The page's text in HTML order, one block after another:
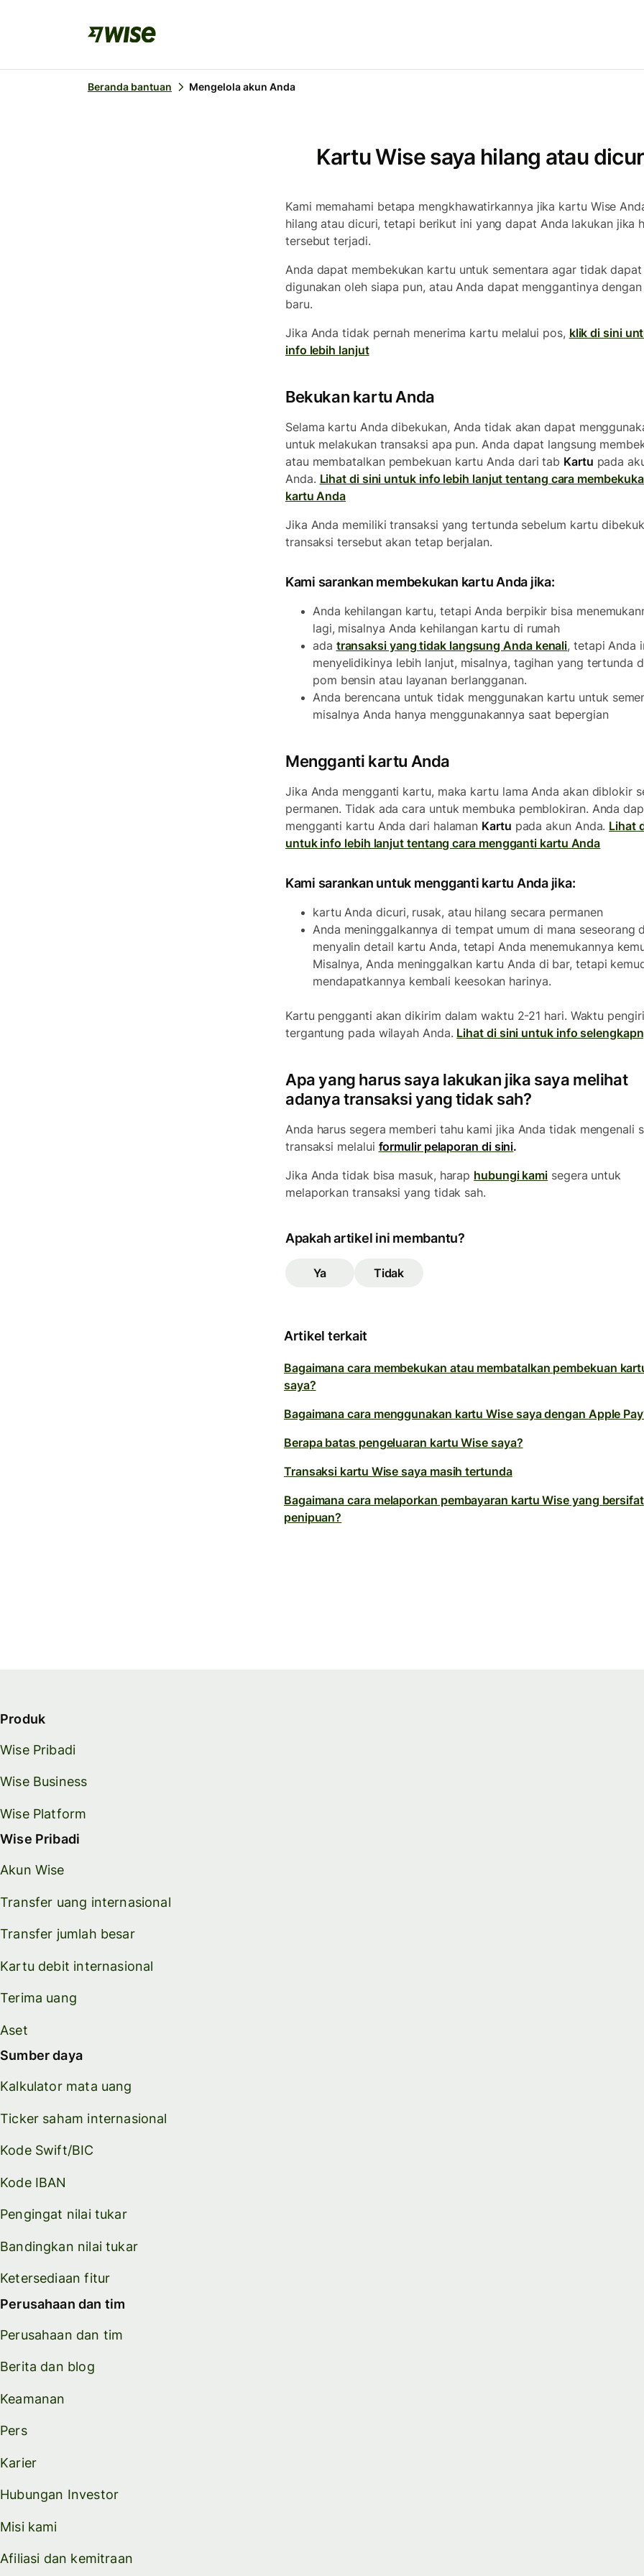
Beranda bantuan Mengelola akun Anda
Kartu Wise saya hilang atau
Kami memahami betapa mengkhawatirkannya jika kartu Wise
hilang atau dicuri, tetapi berikut ini yang dapat Anda lakukan jika
tersebut terjadi.
Anda dapat membekukan kartu untuk sementara agar tidak dapat
digunakan oleh siapa pun, atau Anda dapat menggantinya
baru.
Jika Anda tidak pernah menerima kartu melalui pos, klik di sini
info lebih lanjut
Bekukan kartu Anda
Selama kartu Anda dibekukan, Anda tidak akan dapat
untuk melakukan transaksi apa pun. Anda dapat langsung
atau membatalkan pembekuan kartu Anda dari tab Kartu pada
Anda. Lihat di sini untuk info lebih lanjut tentang cara
kartu Anda
Jika Anda memiliki transaksi yang tertunda sebelum kartu
transaksi tersebut akan tetap berjalan.
Kami sarankan membekukan kartu Anda jika:
Anda kehilangan kartu, tetapi Anda berpikir bisa
lagi, misalnya Anda kehilangan kartu di rumah
ada transaksi yang tidak langsung Anda kenali, tetapi Anda
menyelidikinya lebih lanjut, misalnya, tagihan yang tertunda
pom bensin atau layanan berlangganan.
Anda berencana untuk tidak menggunakan kartu untuk
misalnya Anda hanya menggunakannya saat bepergian
Mengganti kartu Anda
Jika Anda mengganti kartu, maka kartu lama Anda akan diblokir
permanen. Tidak ada cara untuk membuka pemblokiran. Anda
mengganti kartu Anda dari halaman Kartu pada akun Anda. Lihat
untuk info lebih lanjut tentang cara mengganti kartu Anda
Kami sarankan untuk mengganti kartu Anda jika:
kartu Anda dicuri, rusak, atau hilang secara permanen
Anda meninggalkannya di tempat umum di mana seseorang
menyalin detail kartu Anda, tetapi Anda menemukannya
Misalnya, Anda meninggalkan kartu Anda di bar, tetapi
mendapatkannya kembali keesokan harinya.
Kartu pengganti akan dikirim dalam waktu 2-21 hari. Waktu
tergantung pada wilayah Anda. Lihat di sini untuk info
Apa yang harus saya lakukan jika saya melihat
adanya transaksi yang tidak sah?
Anda harus segera memberi tahu kami jika Anda tidak mengenali
transaksi melalui formulir pelaporan di sini.
Jika Anda tidak bisa masuk, harap hubungi kami segera untuk
melaporkan transaksi yang tidak sah.
Apakah artikel ini membantu?
Ya Tidak
Artikel terkait
Bagaimana cara membekukan atau membatalkan pembekuan
saya?
Bagaimana cara menggunakan kartu Wise saya dengan Apple
Berapa batas pengeluaran kartu Wise saya?
Transaksi kartu Wise saya masih tertunda
Bagaimana cara melaporkan pembayaran kartu Wise yang bersifat
penipuan?
Produk
Wise Pribadi
Wise Business
Wise Platform
Wise Pribadi
Akun Wise
Transfer uang internasional
Transfer jumlah besar
Kartu debit internasional
Terima uang
Aset
Sumber daya
Kalkulator mata uang
Ticker saham internasional
Kode Swift/BIC
Kode IBAN
Pengingat nilai tukar
Bandingkan nilai tukar
Ketersediaan fitur
Perusahaan dan tim
Perusahaan dan tim
Berita dan blog
Keamanan
Pers
Karier
Hubungan Investor
Misi kami
Afiliasi dan kemitraan